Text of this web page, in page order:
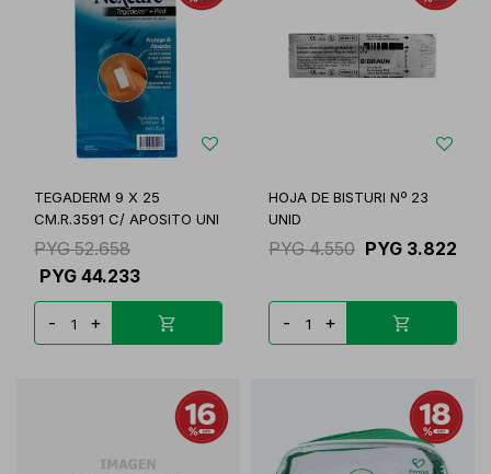
TEGADERM 9 X 25
CM.R.3591 C/ APOSITO UNI
PYG 52.658
PYG 44.233
- +
HOJA DE BISTURI Nº 23
UNID
PYG 4.550 PYG 3.822
- +